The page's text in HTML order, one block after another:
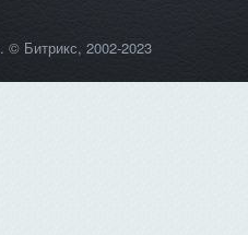
. © Битрикс, 2002-2023